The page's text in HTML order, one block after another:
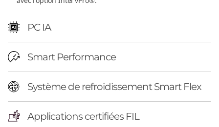
PC IA
Smart Performance
Système de refroidissement Smart Flex
Applications certifiées FIL